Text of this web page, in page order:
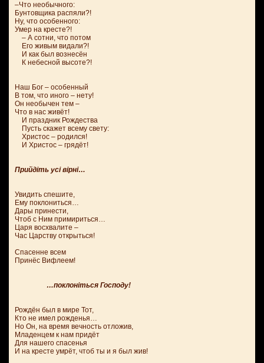
–Что необычного:
Бунтовщика распяли?!
Ну, что особенного:
Умер на кресте?!
– А сотни, что потом
Его живым видали?!
И как был вознесён
К небесной высоте?!
Наш Бог – особенный
В том, что иного – нету!
Он необычен тем –
Что в нас живёт!
И праздник Рождества
Пусть скажет всему свету:
Христос – родился!
И Христос – грядёт!
Прийдіть усі вірні…
Увидить спешите,
Ему поклониться…
Дары принести,
Чтоб с Ним примириться…
Царя восхвалите –
Час Царству открыться!
Спасенне всем
Принёс Вифлеем!
…поклоніться Господу!
Рождён был в мире Тот,
Кто не имел рожденья…
Но Он, на время вечность отложив,
Младенцем к нам придёт
Для нашего спасенья
И на кресте умрёт, чтоб ты и я был жив!